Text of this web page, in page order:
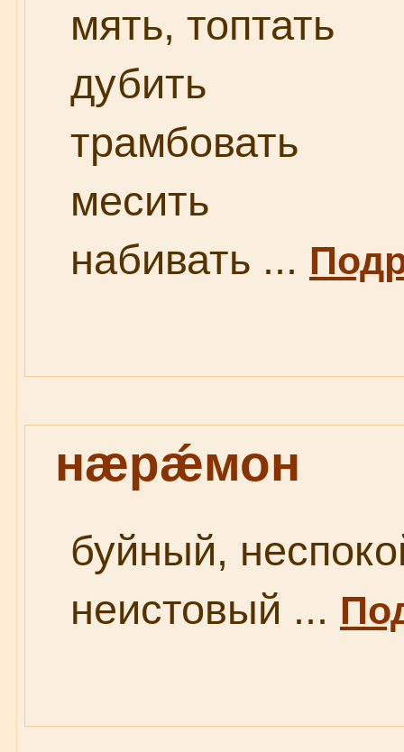
мять, топтать
дубить
трамбовать
месить
набивать ...
нæрǽмон
буйный,
неистовый ...